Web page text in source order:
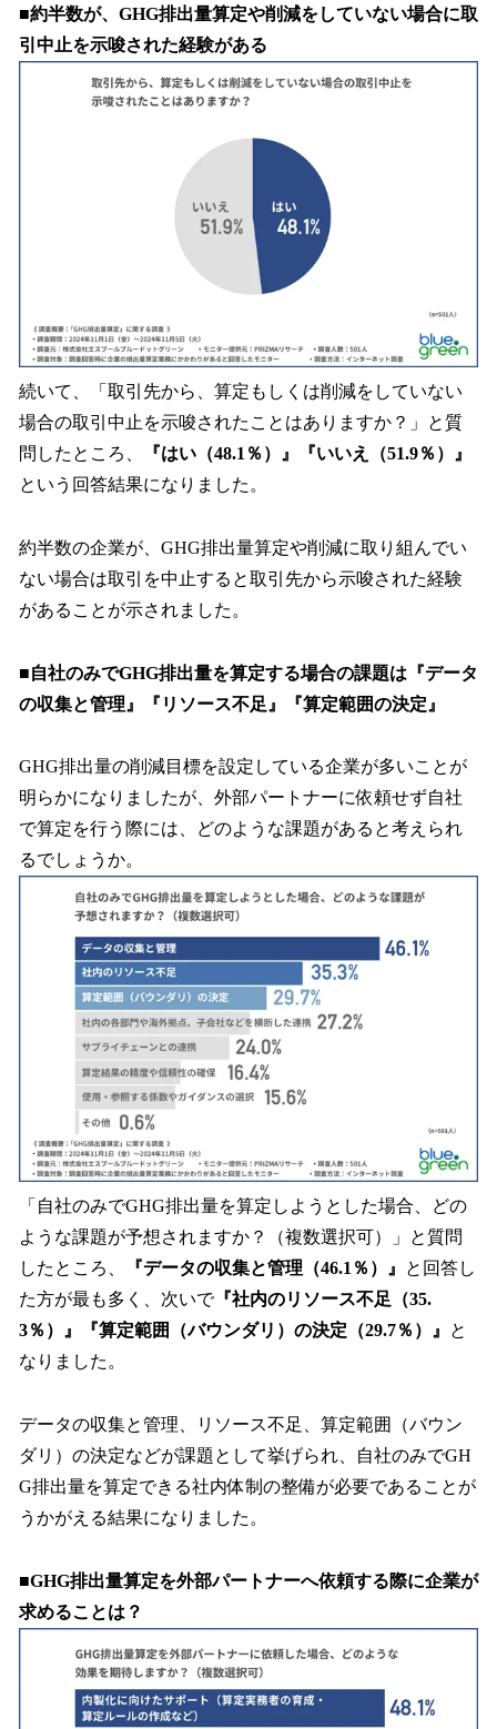
■約半数が、GHG排出量算定や削減をしていない場合に取
引中止を示唆された経験がある
続いて、「取引先から、算定もしくは削減をしていない
場合の取引中止を示唆されたことはありますか？」と質
問したところ、
『はい（48.1％）』『いいえ（51.9％）』
という回答結果になりました。
約半数の企業が、GHG排出量算定や削減に取り組んでい
ない場合は取引を中止すると取引先から示唆された経験
があることが示されました。
■自社のみでGHG排出量を算定する場合の課題は『データ
の収集と管理』『リソース不足』『算定範囲の決定』
GHG排出量の削減目標を設定している企業が多いことが
明らかになりましたが、外部パートナーに依頼せず自社
で算定を行う際には、どのような課題があると考えられ
るでしょうか。
「自社のみでGHG排出量を算定しようとした場合、どの
ような課題が予想されますか？（複数選択可）」と質問
したところ、
『データの収集と管理（46.1％）』
と回答し
た方が最も多く、次いで『社内のリソース不足（35.
3％）』『算定範囲（バウンダリ）の決定（29.7％）』
と
なりました。
データの収集と管理、リソース不足、算定範囲（バウン
ダリ）の決定などが課題として挙げられ、自社のみでGH
G排出量を算定できる社内体制の整備が必要であることが
うかがえる結果になりました。
■GHG排出量算定を外部パートナーへ依頼する際に企業が
求めることは？